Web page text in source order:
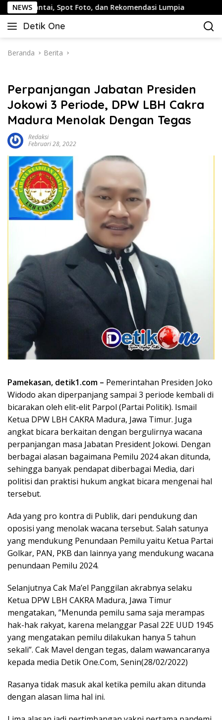
Langsung
ke
konten
NEWS
Spot Foto, dan Rekomendasi Lumpia Panduan
Detik One
Tajam
Fakta
Beranda Berita
Perpanjangan Jabatan Presiden
Jokowi 3 Periode, DPW LBH Cakra
Madura Menolak Dengan Tegas
Redaksi
Februari 28, 2022
Pamekasan, detik1.com – Pemerintahan Presiden Joko
Widodo akan diperpanjang sampai 3 periode kembali di
bicarakan oleh elit-elit Parpol (Partai Politik). Ismail
Ketua DPW LBH CAKRA Madura, Jawa Timur. Juga
angkat bicara berkaitan dengan bergulirnya wacana
perpanjangan masa Jabatan President Jokowi. Dengan
berbagai alasan bagaimana Pemilu 2024 akan ditunda,
sehingga banyak pendapat diberbagai Media, dari
politisi dan praktisi hukum angkat bicara mengenai hal
tersebut.
Ada yang pro kontra di Publik, dari pendukung dan
oposisi yang menolak wacana tersebut. Salah satunya
yang mendukung Penundaan Pemilu yaitu Ketua Partai
Golkar, PAN, PKB dan lainnya yang mendukung wacana
penundaan Pemilu 2024.
Selanjutnya Cak Ma’el Panggilan akrabnya selaku
Ketua DPW LBH CAKRA Madura, Jawa Timur
mengatakan, ”Menunda pemilu sama saja merampas
hak-hak rakyat, karena melanggar Pasal 22E UUD 1945
yang mengatakan pemilu dilakukan hanya 5 tahun
sekali”. Cak Mavel dengan tegas, dalam wawancaranya
kepada media Detik One.Com, Senin(28/02/2022)
Rasanya tidak masuk akal ketika pemilu akan ditunda
dengan alasan lima hal ini.